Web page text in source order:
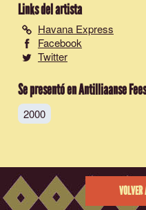
Links del artista
Havana Express
Facebook
Twitter
Se presentó en Antilliaanse
2000
VOLVER